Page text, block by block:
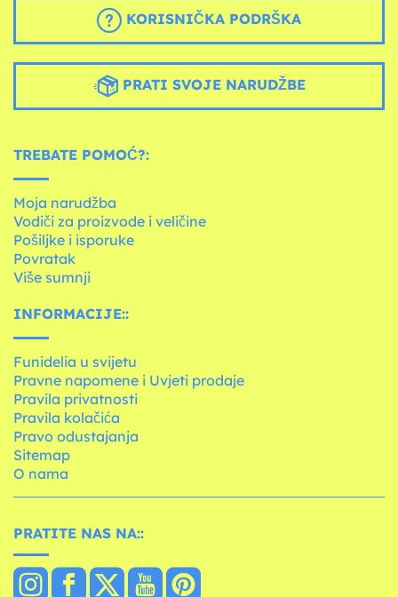
KORISNIČKA PODRŠKA
PRATI SVOJE NARUDŽBE
TREBATE POMOĆ?:
Moja narudžba
Vodiči za proizvode i veličine
Pošiljke i isporuke
Povratak
Više sumnji
INFORMACIJE::
Funidelia u svijetu
Pravne napomene i Uvjeti prodaje
Pravila privatnosti
Pravila kolačića
Pravo odustajanja
Sitemap
O nama
PRATITE NAS NA::